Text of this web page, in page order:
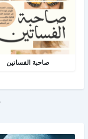
صاحبة الفساتين